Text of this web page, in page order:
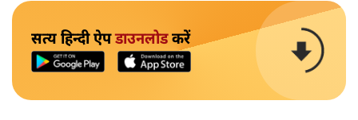
सत्य हिन्दी ऐपडाउनलोडकरें